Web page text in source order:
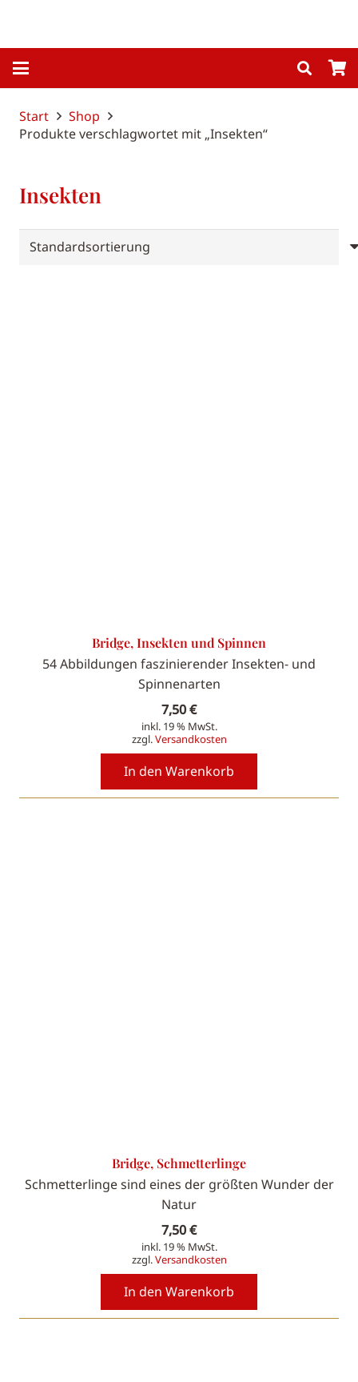
Start
Shop
Produkte verschlagwortet mit „Insekten“
Insekten
Bridge, Insekten und Spinnen
54 Abbildungen faszinierender Insekten- und
Spinnenarten
7,50€
inkl. 19 % MwSt.
zzgl.Versandkosten
In den Warenkorb
Bridge, Schmetterlinge
Schmetterlinge sind eines der größten Wunder der
Natur
7,50€
inkl. 19 % MwSt.
zzgl.Versandkosten
In den Warenkorb